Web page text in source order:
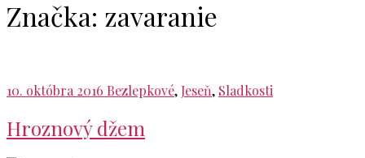
Značka: zavaranie
10. októbra 2016 Bezlepkové, Jeseň, Sladkosti
Hroznový džem